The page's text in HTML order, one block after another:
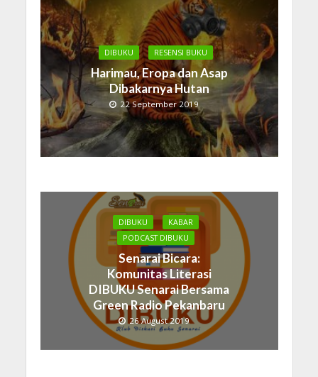
DIBUKU RESENSI BUKU
Harimau, Eropa dan Asap
Dibakarnya Hutan
22 September 2019
DIBUKU
KABAR
PODCAST DIBUKU
Senarai Bicara:
Komunitas Literasi
DIBUKU Senarai Bersama
Green Radio Pekanbaru
26 August 2019